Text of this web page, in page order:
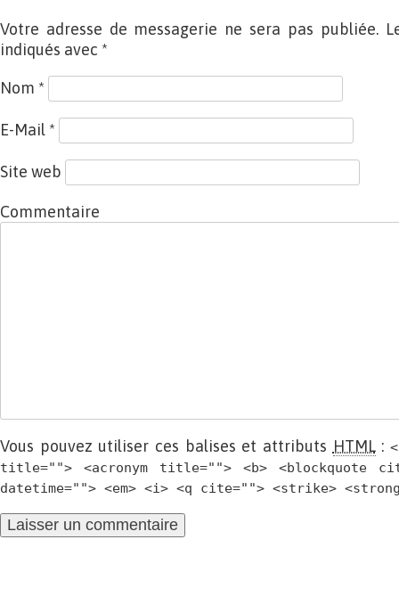
Votre adresse de messagerie ne sera pas publiée.
indiqués avec *
Nom *
E-Mail *
Site web
Commentaire
Vous pouvez utiliser ces balises et attributs HTML:
title=""> <acronym title=""> <b> <blockquote
datetime=""> <em> <i> <q cite=""> <strike>